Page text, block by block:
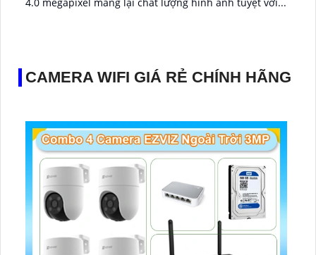
CAMERA WIFI GIÁ RẺ CHÍNH HÃNG